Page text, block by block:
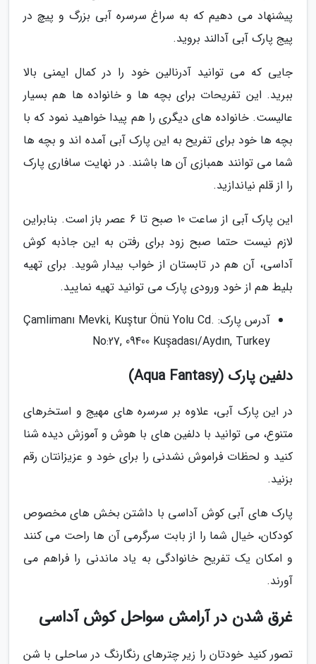
پیشنهاد می دهیم که به سراغ سرسره آبی بزرگ و پیچ در
پیج پارک آبی آدالند بروید.
جایی که می توانید آدرنالین خود را در کمال ایمنی بالا
ببرید. این تفریحات برای بچه ها و خانواده ها هم بسیار
عالیست. خانواده های دیگری را هم پیدا خواهید نمود که با
بچه ها خود برای تفریح به این پارک آبی آمده اند و بچه ها
شما می توانند همبازی آن ها باشند. در نهایت سافاری پارک
را از قلم نیاندازید.
این پارک آبی از ساعت 10 صبح تا 6 عصر باز است. بنابراین
لازم نیست حتما صبح زود برای رفتن به این جاذبه کوش
آداسی، آن هم در تابستان از خواب بیدار شوید. برای تهیه
بلیط هم از خود ورودی پارک می توانید تهیه نمایید.
آدرس پارک: Çamlimanı Mevki, Kuştur Önü Yolu Cd.
No:27, 09400 Kuşadası/Aydın, Turkey
دلفین پارک (Aqua Fantasy)
در این پارک آبی، علاوه بر سرسره های مهیج و استخرهای
متنوع، می توانید با دلفین های با هوش و آموزش دیده شنا
کنید و لحظات فراموش نشدنی را برای خود و عزیزانتان رقم
بزنید.
پارک های آبی کوش آداسی با داشتن بخش های مخصوص
کودکان، خیال شما را از بابت سرگرمی آن ها راحت می کنند
و امکان یک تفریح خانوادگی به یاد ماندنی را فراهم می
آورند.
غرق شدن در آرامش سواحل کوش آداسی
تصور کنید خودتان را زیر چترهای رنگارنگ در ساحلی با شن